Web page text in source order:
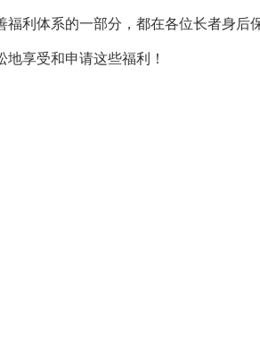
利体系的一部分，都在各位长者身后
地享受和申请这些福利！